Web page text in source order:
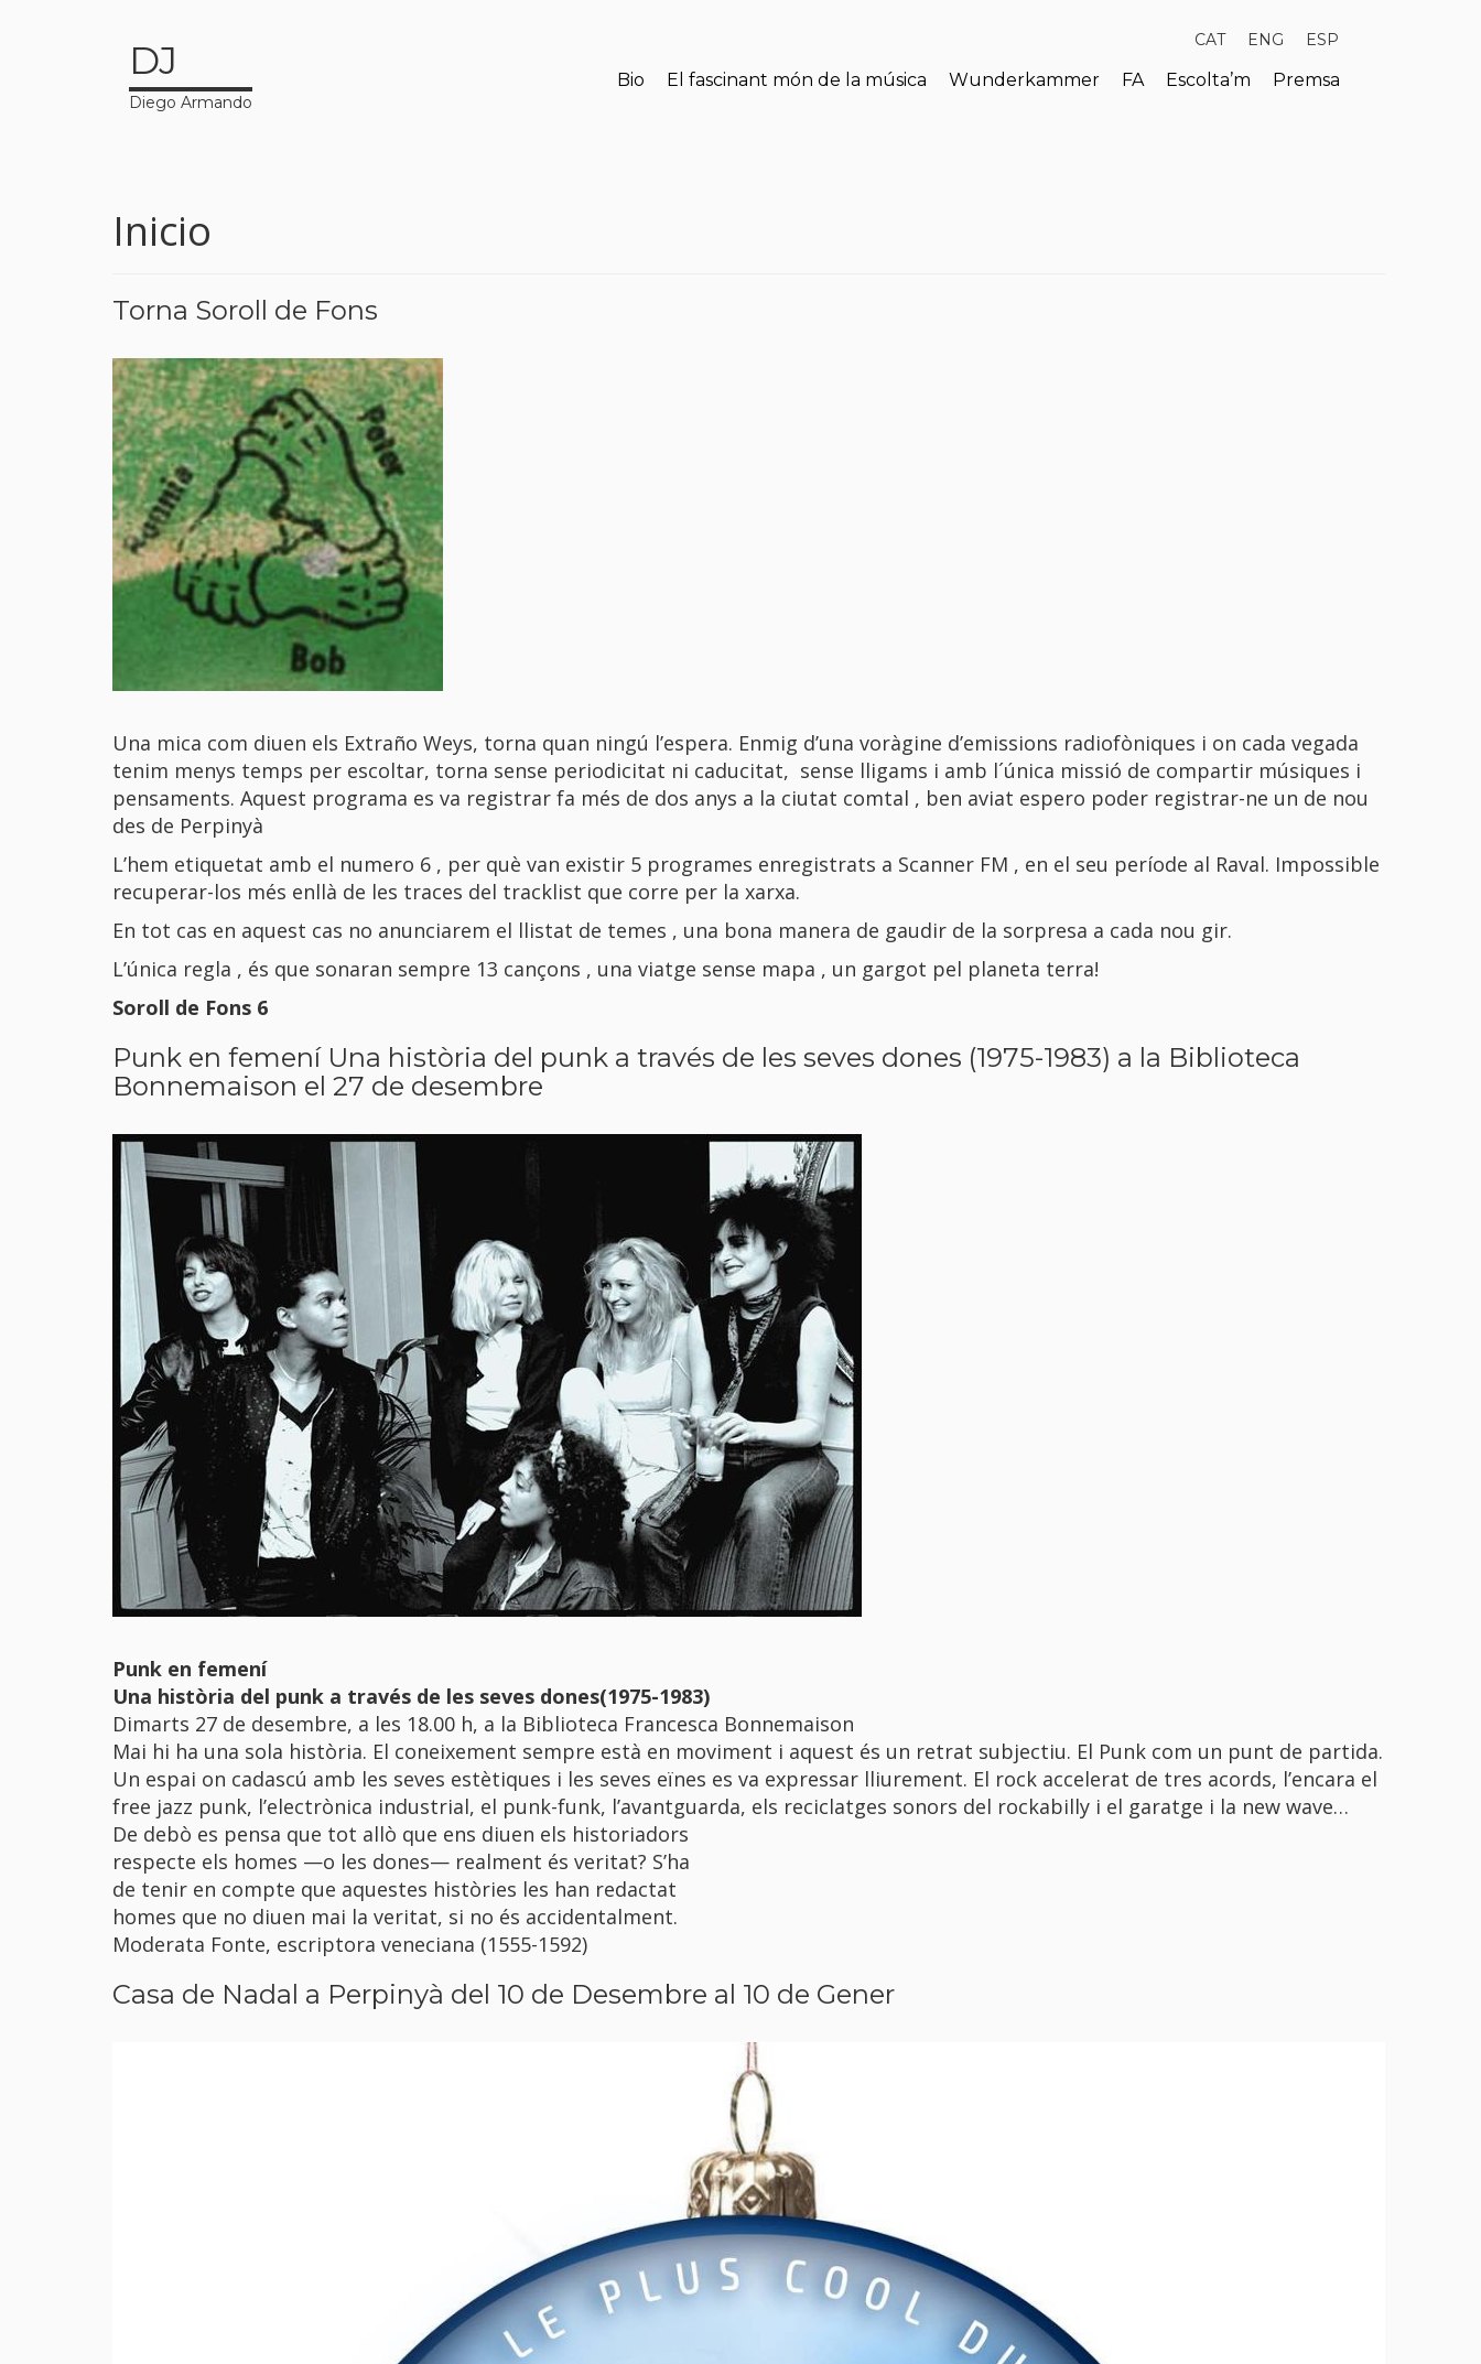
CAT ENG ESP
DJ
Diego Armando
Bio El fascinant món de la música Wunderkammer FA Escolta’m Premsa
Inicio
Torna Soroll de Fons
Una mica com diuen els Extraño Weys, torna quan ningú l’espera. Enmig d’una voràgine d’emissions radiofòniques i on cada vegada
tenim menys temps per escoltar, torna sense periodicitat ni caducitat, sense lligams i amb l´única missió de compartir músiques i
pensaments. Aquest programa es va registrar fa més de dos anys a la ciutat comtal , ben aviat espero poder registrar-ne un de nou
des de Perpinyà
L’hem etiquetat amb el numero 6 , per què van existir 5 programes enregistrats a Scanner FM , en el seu període al Raval. Impossible
recuperar-los més enllà de les traces del tracklist que corre per la xarxa.
En tot cas en aquest cas no anunciarem el llistat de temes , una bona manera de gaudir de la sorpresa a cada nou gir.
L’única regla , és que sonaran sempre 13 cançons , una viatge sense mapa , un gargot pel planeta terra!
Soroll de Fons 6
Punk en femení Una història del punk a través de les seves dones (1975-1983) a la Biblioteca
Bonnemaison el 27 de desembre
Punk en femení
Una història del punk a través de les seves dones(1975-1983)
Dimarts 27 de desembre, a les 18.00 h, a la Biblioteca Francesca Bonnemaison
Mai hi ha una sola història. El coneixement sempre està en moviment i aquest és un retrat subjectiu. El Punk com un punt de partida.
Un espai on cadascú amb les seves estètiques i les seves eïnes es va expressar lliurement. El rock accelerat de tres acords, l’encara el
free jazz punk, l’electrònica industrial, el punk-funk, l’avantguarda, els reciclatges sonors del rockabilly i el garatge i la new wave…
De debò es pensa que tot allò que ens diuen els historiadors
respecte els homes —o les dones— realment és veritat? S’ha
de tenir en compte que aquestes històries les han redactat
homes que no diuen mai la veritat, si no és accidentalment.
Moderata Fonte, escriptora veneciana (1555-1592)
Casa de Nadal a Perpinyà del 10 de Desembre al 10 de Gener